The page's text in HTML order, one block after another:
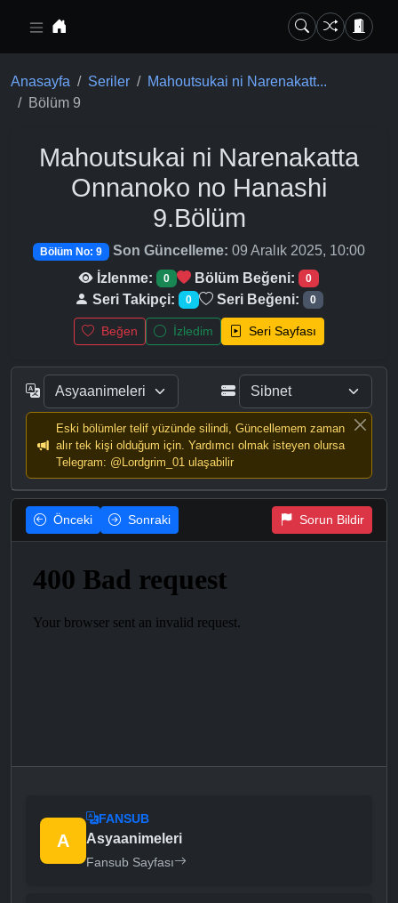
Anasayfa Seriler
Mahoutsukai ni Narenakatt...
Bölüm 9
Mahoutsukai ni Narenakatta
Onnanoko no Hanashi
9.Bölüm
Bölüm No: 9 Son Güncelleme: 09 Aralık 2025, 10:00
İzlenme:
0 Bölüm Beğeni: 0
Seri Takipçi: 0 Seri Beğeni: 0
Beğen İzledim Seri Sayfası
Eski bölümler telif yüzünde silindi, Güncellemem zaman
alır tek kişi olduğum için. Yardımcı olmak isteyen olursa
Telegram: @Lordgrim_01 ulaşabilir
Önceki Sonraki Sorun Bildir
A
FANSUB
Asyaanimeleri
Fansub Sayfası